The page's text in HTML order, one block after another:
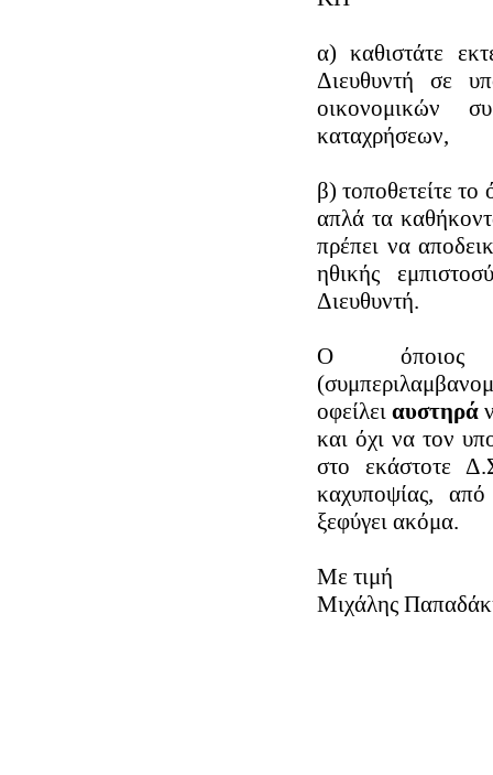
α) καθιστάτε
Διευθυντή σε
οικονομικών
καταχρήσεων,
β) τοποθετείτε
απλά τα
πρέπει να
ηθικής
Διευθυντή.
Ο όποιος
οφείλει αυστηρά
και όχι να τον
στο εκάστοτε
καχυποψίας,
ξεφύγει ακόμα.
Με τιμή
Μιχάλης